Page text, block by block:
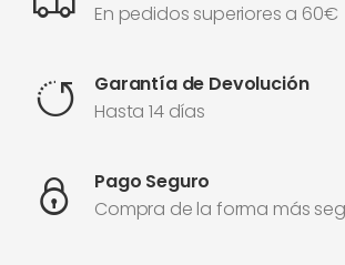
En pedidos superiores a 60€
Garantía de Devolución
Hasta 14 días
Pago Seguro
Compra de la forma más